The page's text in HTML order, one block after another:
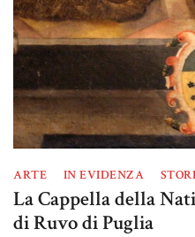
ARTE IN EVIDENZA
La Cappella della
di Ruvo di Puglia